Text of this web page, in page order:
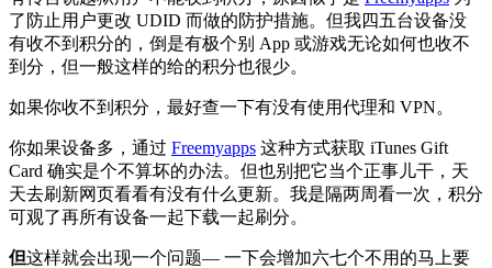
了防止用户更改 UDID 而做的防护措施。但我四五台设备没
有收不到积分的，倒是有极个别 App 或游戏无论如何也收不
到分，但一般这样的给的积分也很少。
如果你收不到积分，最好查一下有没有使用代理和 VPN。
你如果设备多，通过 Freemyapps 这种方式获取 iTunes Gift
Card 确实是个不算坏的办法。但也别把它当个正事儿干，天
天去刷新网页看看有没有什么更新。我是隔两周看一次，积分
可观了再所有设备一起下载一起刷分。
但这样就会出现一个问题— 一下会增加六七个不用的马上要